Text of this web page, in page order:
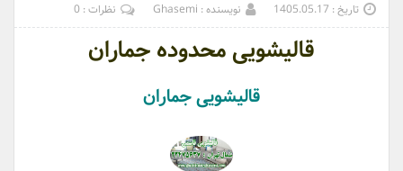
تاریخ : 1405.05.17 نویسنده : Ghasemi نظرات : 0
قالیشویی محدوده جماران
قالیشویی جماران